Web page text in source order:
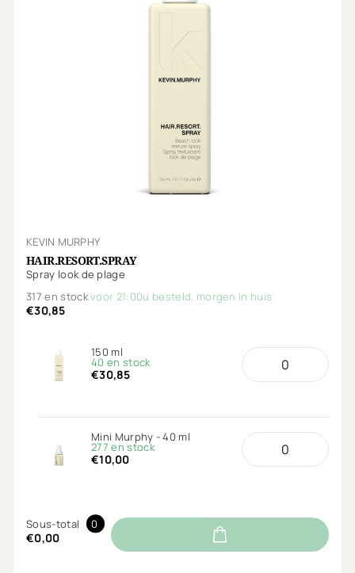
KEVIN MURPHY
HAIR.RESORT.SPRAY
Spray look de plage
317 en stockvoor 21:00u besteld, morgen in huis
€30,85
150 ml
40 en stock
€30,85
Mini Murphy - 40 ml
277 en stock
€10,00
Sous-total 0
€0,00